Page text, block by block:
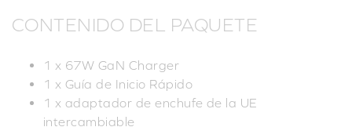
CONTENIDO DEL PAQUETE
1 x 67W GaN Charger
1 x Guía de Inicio Rápido
1 x adaptador de enchufe de la UE
intercambiable